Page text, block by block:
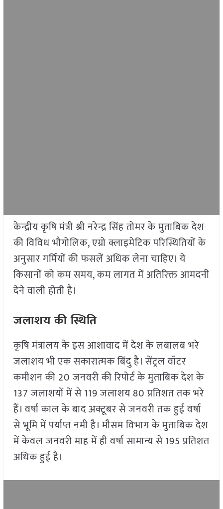
केन्द्रीय कृषि मंत्री श्री नरेन्द्र सिंह तोमर के मुताबिक देश
की विविध भौगोलिक, एग्रो क्लाइमेटिक परिस्थितियों के
अनुसार गर्मियों की फसलें अधिक लेना चाहिए। ये
किसानों को कम समय, कम लागत में अतिरिक्त आमदनी
देने वाली होती है।
जलाशय की स्थिति
कृषि मंत्रालय के इस आशावाद में देश के लबालब भरे
जलाशय भी एक सकारात्मक बिंदु है। सेंट्रल वॉटर
कमीशन की 20 जनवरी की रिपोर्ट के मुताबिक देश के
137 जलाशयों में से 119 जलाशय 80 प्रतिशत तक भरे
हैं। वर्षा काल के बाद अक्टूबर से जनवरी तक हुई वर्षा
से भूमि में पर्याप्त नमी है। मौसम विभाग के मुताबिक देश
में केवल जनवरी माह में ही वर्षा सामान्य से 195 प्रतिशत
अधिक हुई है।